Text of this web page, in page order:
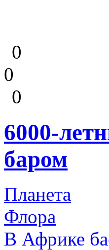
0
0
0
6000-
баром
Планета
Флора
В Африке